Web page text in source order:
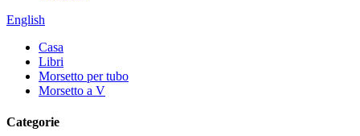
English
Casa
Libri
Morsetto per tubo
Morsetto a V
Categorie